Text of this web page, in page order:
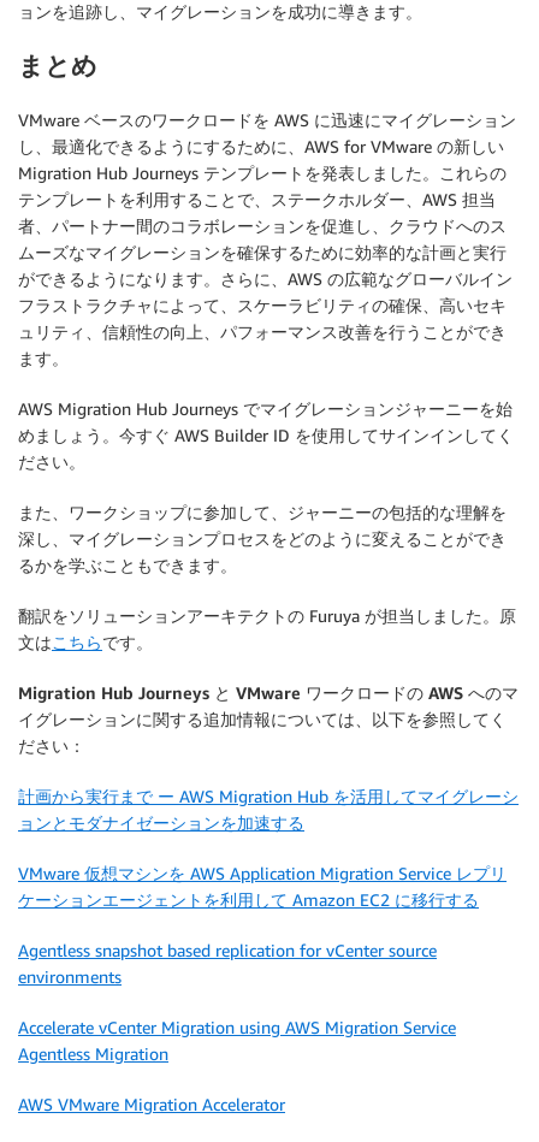
ョンを追跡し、マイグレーションを成功に導きます。
まとめ
VMware ベースのワークロードを AWS に迅速にマイグレーション
し、最適化できるようにするために、AWS for VMware の新しい
Migration Hub Journeys テンプレートを発表しました。これらの
テンプレートを利用することで、ステークホルダー、AWS 担当
者、パートナー間のコラボレーションを促進し、クラウドへのス
ムーズなマイグレーションを確保するために効率的な計画と実行
ができるようになります。さらに、AWS の広範なグローバルイン
フラストラクチャによって、スケーラビリティの確保、高いセキ
ュリティ、信頼性の向上、パフォーマンス改善を行うことができ
ます。
AWS Migration Hub Journeys でマイグレーションジャーニーを始
めましょう。今すぐ AWS Builder ID を使用してサインインしてく
ださい。
また、ワークショップに参加して、ジャーニーの包括的な理解を
深し、マイグレーションプロセスをどのように変えることができ
るかを学ぶこともできます。
翻訳をソリューションアーキテクトの Furuya が担当しました。原
文はこちらです。
Migration Hub Journeys と VMware ワークロードの AWS へのマ
イグレーションに関する追加情報については、以下を参照してく
ださい：
計画から実行まで ー AWS Migration Hub を活用してマイグレーシ
ョンとモダナイゼーションを加速する
VMware 仮想マシンを AWS Application Migration Service レプリ
ケーションエージェントを利用して Amazon EC2 に移行する
Agentless snapshot based replication for vCenter source
environments
Accelerate vCenter Migration using AWS Migration Service
Agentless Migration
AWS VMware Migration Accelerator